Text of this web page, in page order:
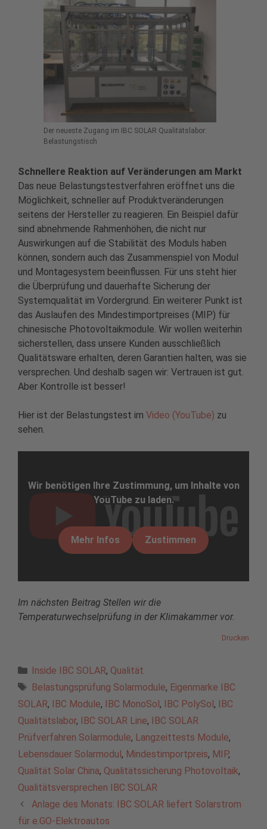
Der neueste Zugang im IBC SOLAR Qualitätslabor:
Belastungstisch
Schnellere Reaktion auf Veränderungen am Markt
Das neue Belastungstestverfahren eröffnet uns die
Möglichkeit, schneller auf Produktveränderungen
seitens der Hersteller zu reagieren. Ein Beispiel dafür
sind abnehmende Rahmenhöhen, die nicht nur
Auswirkungen auf die Stabilität des Moduls haben
können, sondern auch das Zusammenspiel von Modul
und Montagesystem beeinflussen. Für uns steht hier
die Überprüfung und dauerhafte Sicherung der
Systemqualität im Vordergrund. Ein weiterer Punkt ist
das Auslaufen des Mindestimportpreises (MIP) für
chinesische Photovoltaikmodule. Wir wollen weiterhin
sicherstellen, dass unsere Kunden ausschließlich
Qualitätsware erhalten, deren Garantien halten, was sie
versprechen. Und deshalb sagen wir: Vertrauen ist gut.
Aber Kontrolle ist besser!
Hier ist der Belastungstest im Video (YouTube) zu
sehen.
Wir benötigen Ihre Zustimmung, um Inhalte von
YouTube zu laden.
Mehr Infos Zustimmen
Im nächsten Beitrag Stellen wir die
Temperaturwechselprüfung in der Klimakammer vor.
Drucken
Kategorien
Inside IBC SOLAR, Qualität
Schlagwörter
Belastungsprüfung Solarmodule, Eigenmarke IBC
SOLAR, IBC Module, IBC MonoSol, IBC PolySol, IBC
Qualitätslabor, IBC SOLAR Line, IBC SOLAR
Prüfverfahren Solarmodule, Langzeittests Module,
Lebensdauer Solarmodul, Mindestimportpreis, MIP,
Qualität Solar China, Qualitätssicherung Photovoltaik,
Qualitätsversprechen IBC SOLAR
Anlage des Monats: IBC SOLAR liefert Solarstrom
für e.GO-Elektroautos